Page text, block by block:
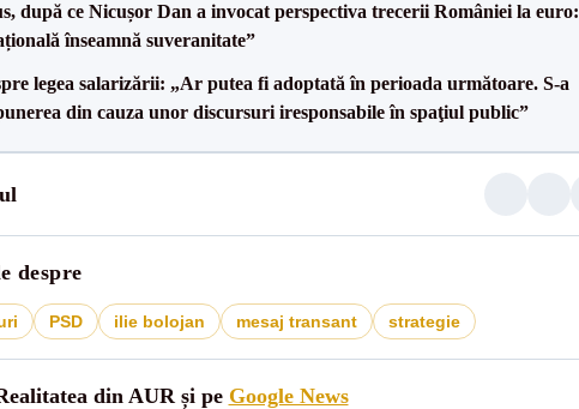
după ce Nicușor Dan a invocat perspectiva trecerii României la euro:
înseamnă suveranitate”
legea salarizării: „Ar putea fi adoptată în perioada următoare. S-a
din cauza unor discursuri iresponsabile în spaţiul public”
despre
PSD ilie bolojan mesaj transant strategie
din AUR și pe Google News